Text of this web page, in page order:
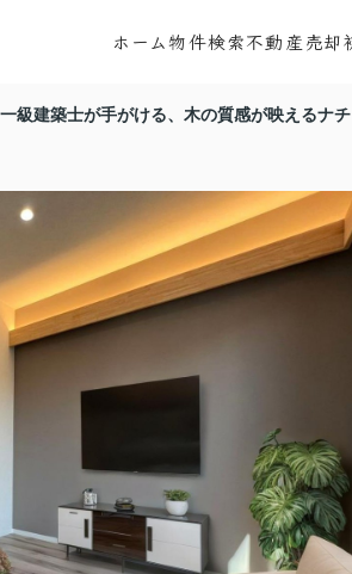
ホーム物件検索不動産売却
級建築士が手がける、木の質感が映えるナ